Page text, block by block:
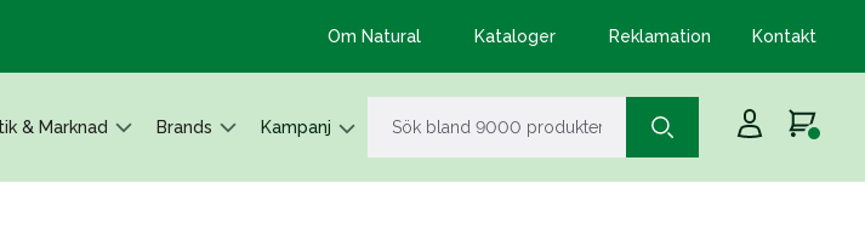
Om Natural Kataloger Reklamation Kontakt
& Marknad Brands Kampanj